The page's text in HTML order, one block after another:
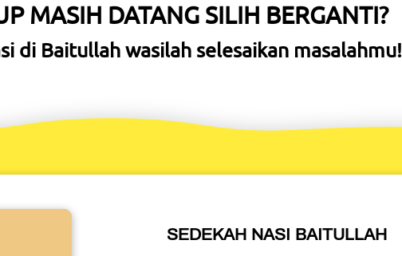
MASIH DATANG SILIH BERGANTI?
di Baitullah wasilah selesaikan masalahmu!
SEDEKAH NASI BAITULLAH